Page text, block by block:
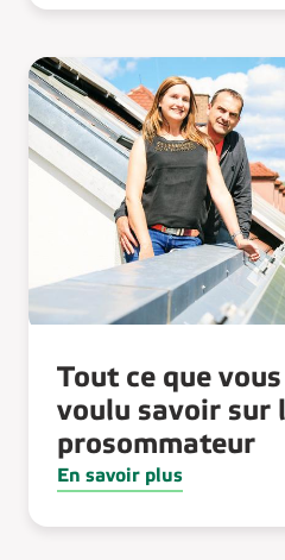
Tout ce que
voulu savoir sur
prosommateur
En savoir plus